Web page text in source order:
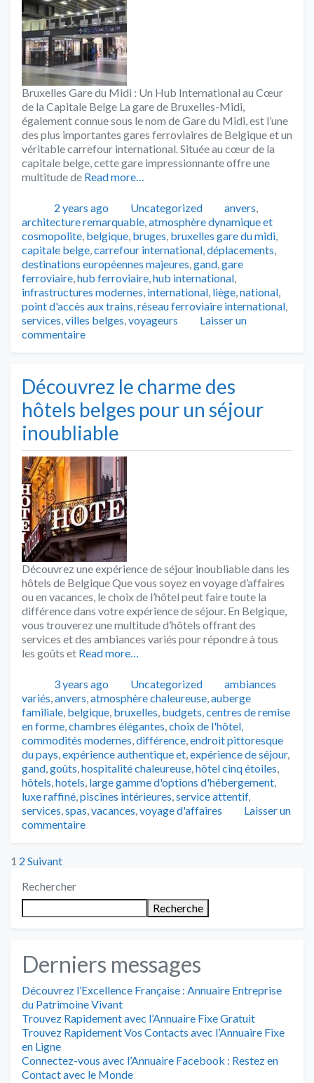
Bruxelles Gare du Midi : Un Hub International au Cœur
de la Capitale Belge La gare de Bruxelles-Midi,
également connue sous le nom de Gare du Midi, est l’une
des plus importantes gares ferroviaires de Belgique et un
véritable carrefour international. Située au cœur de la
capitale belge, cette gare impressionnante offre une
multitude de Read more…
Publié2 years ago Catégories
Uncategorized Tags
anvers,
architecture remarquable,atmosphère dynamique et
cosmopolite, belgique, bruges, bruxelles gare du midi,
capitale belge,carrefour international,déplacements,
destinations européennes majeures,gand,gare
ferroviaire,hub ferroviaire,hub international,
infrastructures modernes, international, liège,national,
point d'accès aux trains,réseau ferroviaire international,
services,villes belges,voyageurs
Laisser un
commentaire
Découvrez le charme des
hôtels belges pour un séjour
inoubliable
Découvrez une expérience de séjour inoubliable dans les
hôtels de Belgique Que vous soyez en voyage d’affaires
ou en vacances, le choix de l’hôtel peut faire toute la
différence dans votre expérience de séjour. En Belgique,
vous trouverez une multitude d’hôtels offrant des
services et des ambiances variés pour répondre à tous
les goûts et Read more…
Publié3 years ago Catégories
Uncategorized Tags
ambiances
variés,anvers,atmosphère chaleureuse,auberge
familiale, belgique, bruxelles, budgets,centres de remise
en forme,chambres élégantes,choix de l'hôtel,
commodités modernes,différence,endroit pittoresque
du pays,expérience authentique et,expérience de séjour,
gand,goûts,hospitalité chaleureuse,hôtel cinq étoiles,
hôtels,hotels, large gamme d'options d'hébergement,
luxe raffiné,piscines intérieures,service attentif,
services,spas,vacances,voyage d'affaires
Laisser un
commentaire
Posts
pagination
1 2 Suivant
Rechercher
Recherche
Derniers messages
Découvrez l’Excellence Française : Annuaire Entreprise
du Patrimoine Vivant
Trouvez Rapidement avec l’Annuaire Fixe Gratuit
Trouvez Rapidement Vos Contacts avec l’Annuaire Fixe
en Ligne
Connectez-vous avec l’Annuaire Facebook : Restez en
Contact avec le Monde